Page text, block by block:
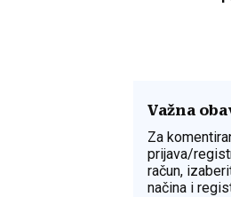
Važna
Za
prijava/
račun,
načina i